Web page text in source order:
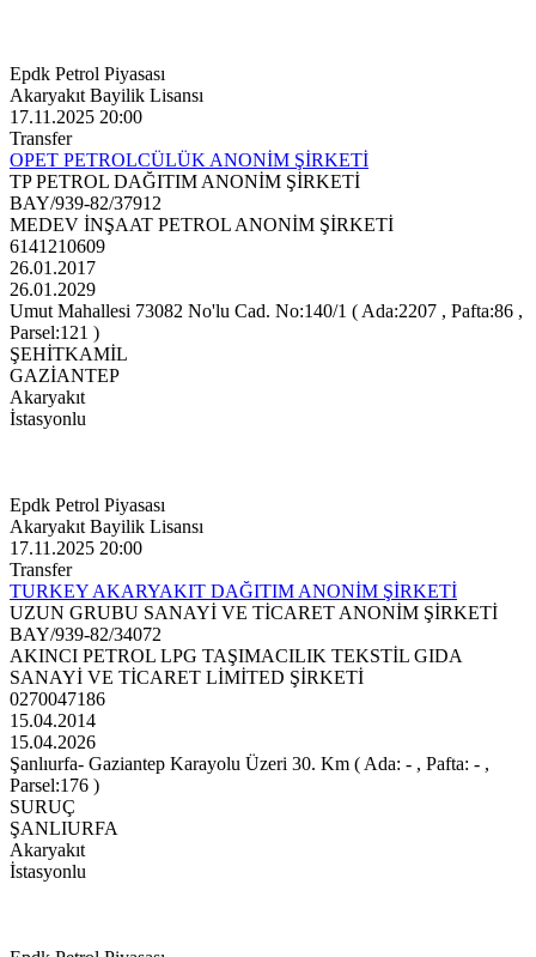
Epdk Petrol Piyasası
Akaryakıt Bayilik Lisansı
17.11.2025 20:00
Transfer
OPET PETROLCÜLÜK ANONİM ŞİRKETİ
TP PETROL DAĞITIM ANONİM ŞİRKETİ
BAY/939-82/37912
MEDEV İNŞAAT PETROL ANONİM ŞİRKETİ
6141210609
26.01.2017
26.01.2029
Umut Mahallesi 73082 No'lu Cad. No:140/1 ( Ada:2207 , Pafta:86 ,
Parsel:121 )
ŞEHİTKAMİL
GAZİANTEP
Akaryakıt
İstasyonlu
Epdk Petrol Piyasası
Akaryakıt Bayilik Lisansı
17.11.2025 20:00
Transfer
TURKEY AKARYAKIT DAĞITIM ANONİM ŞİRKETİ
UZUN GRUBU SANAYİ VE TİCARET ANONİM ŞİRKETİ
BAY/939-82/34072
AKINCI PETROL LPG TAŞIMACILIK TEKSTİL GIDA
SANAYİ VE TİCARET LİMİTED ŞİRKETİ
0270047186
15.04.2014
15.04.2026
Şanlıurfa- Gaziantep Karayolu Üzeri 30. Km ( Ada: - , Pafta: - ,
Parsel:176 )
SURUÇ
ŞANLIURFA
Akaryakıt
İstasyonlu